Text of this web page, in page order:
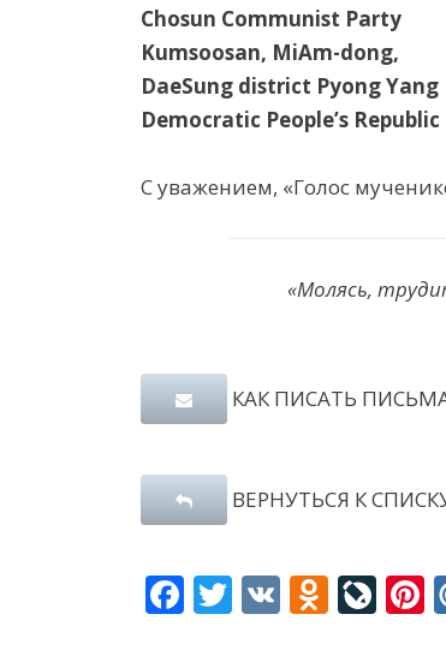
Chosun Communist Party
Kumsoosan, MiAm-dong,
DaeSung district Pyong Yang
Democratic People’s
С уважением, «Голос
«Молясь,
КАК ПИСАТЬ
ВЕРНУТЬСЯ К
F T V O Li